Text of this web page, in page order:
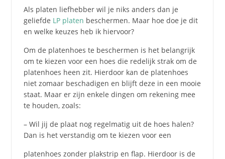
Als platen liefhebber wil je niks anders dan je
geliefde LP platen beschermen. Maar hoe doe je dit
en welke keuzes heb ik hiervoor?
Om de platenhoes te beschermen is het belangrijk
om te kiezen voor een hoes die redelijk strak om de
platenhoes heen zit. Hierdoor kan de platenhoes
niet zomaar beschadigen en blijft deze in een mooie
staat. Maar er zijn enkele dingen om rekening mee
te houden, zoals:
– Wil jij de plaat nog regelmatig uit de hoes halen?
Dan is het verstandig om te kiezen voor een
platenhoes zonder plakstrip en flap. Hierdoor is de